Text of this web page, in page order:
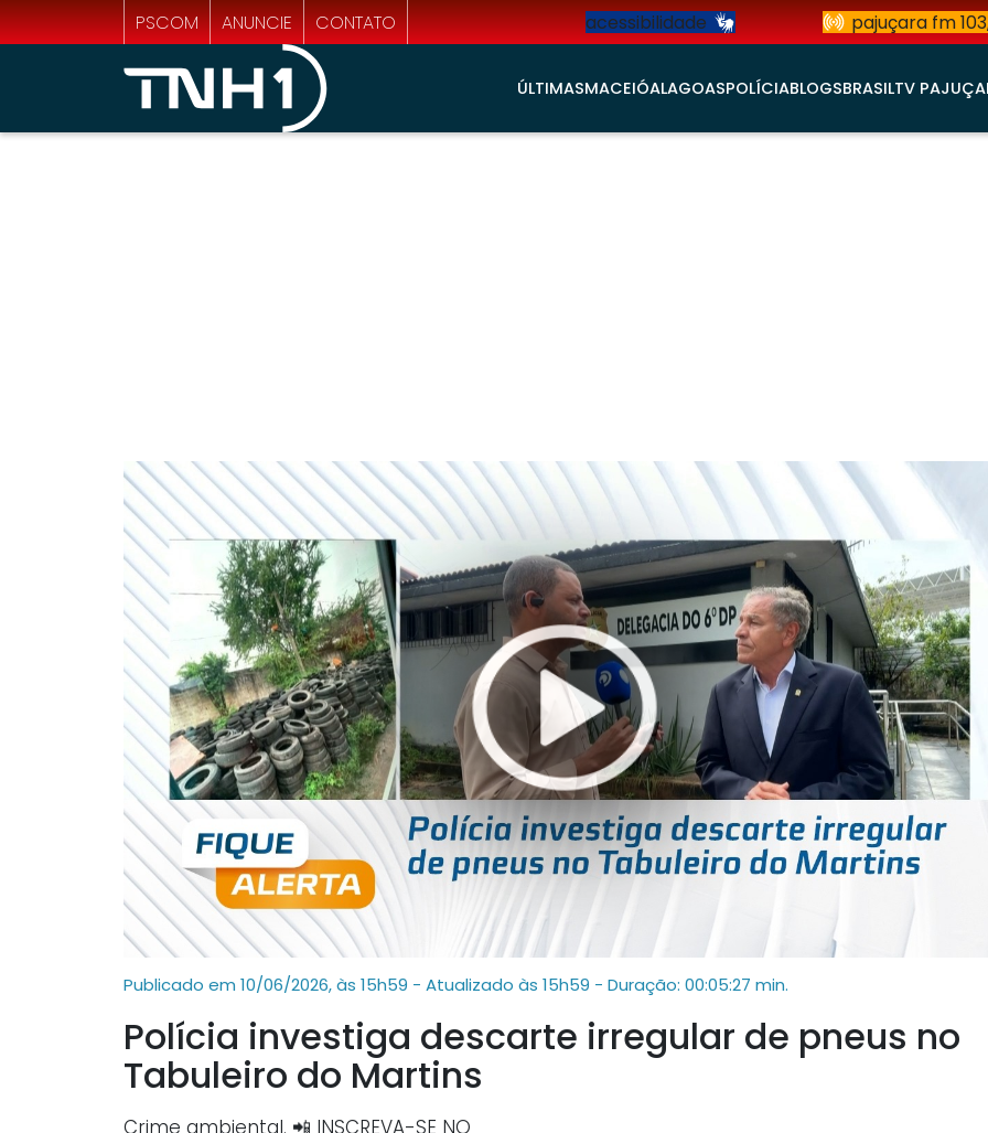
PSCOM ANUNCIE CONTATO acessibilidade pajuçara fm
ÚLTIMASMACEIÓALAGOASPOLÍCIABLOGSBRASILTV
Publicado em 10/06/2026, às 15h59 - Atualizado às 15h59 - Duração: 00:05:27 min.
Polícia investiga descarte irregular de pneus no
Tabuleiro do Martins
Crime ambiental. 📲 INSCREVA-SE NO